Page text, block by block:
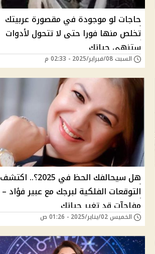
حاجات لو موجودة في مقصورة عربيتك
تخلص منها فورا حتى لا تتحول لأدوات
ستنهى حياتك
السبت 08/فبراير/2025 - 02:33 م
هل سيحالفك الحظ في 2025؟.. اكتشف
التوقعات الفلكية لبرجك مع عبير فؤاد –
مفاجآت قد تغير حياتك
الخميس 02/يناير/2025 - 01:26 ص